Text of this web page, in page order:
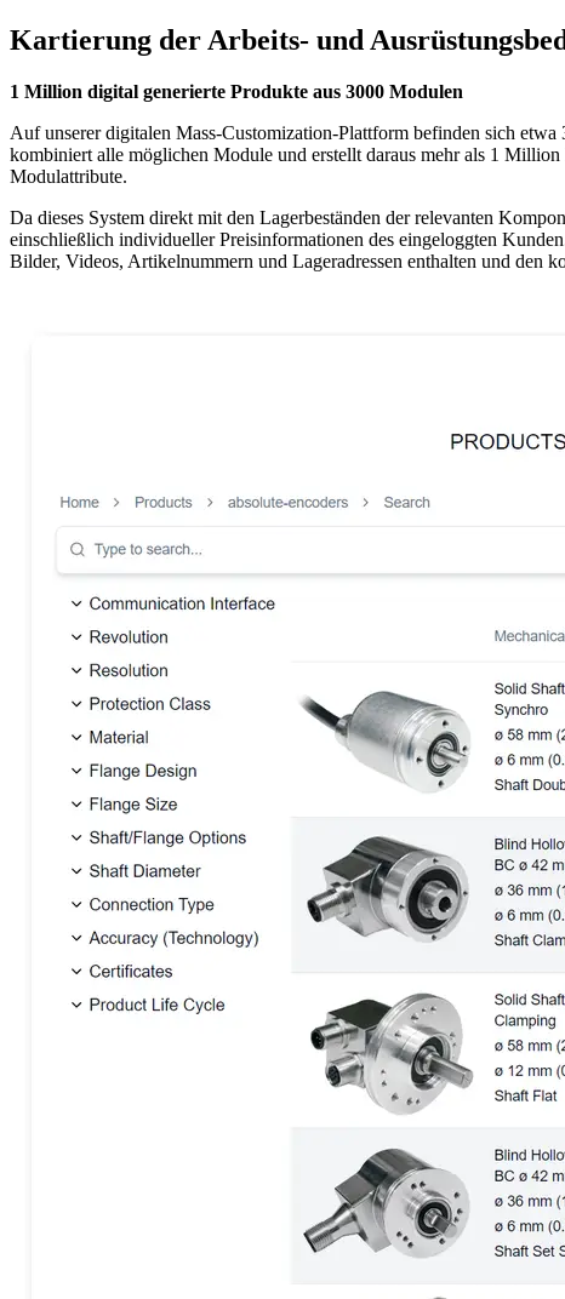
Kartierung der Arbeits- und
1 Million digital generierte Produkte aus 3000 Modulen
Auf unserer digitalen Mass-Customization-Plattform befinden sich
kombiniert alle möglichen Module und erstellt daraus mehr als 1
Modulattribute.
Da dieses System direkt mit den Lagerbeständen der relevanten
einschließlich individueller Preisinformationen des eingeloggten
Bilder, Videos, Artikelnummern und Lageradressen enthalten und den